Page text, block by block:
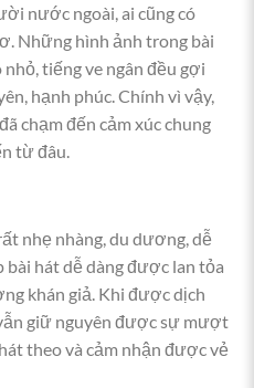
nước ngoài, ai cũng có
Những hình ảnh trong bài
tiếng ve ngân đều gợi
hạnh phúc. Chính vì vậy,
chạm đến cảm xúc chung
từ đâu.
nhẹ nhàng, du dương, dễ
bài hát dễ dàng được lan tỏa
khán giả. Khi được dịch
giữ nguyên được sự mượt
theo và cảm nhận được vẻ